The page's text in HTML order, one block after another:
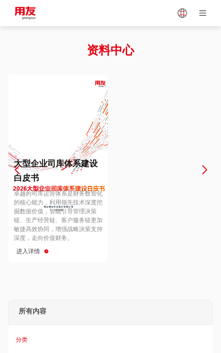
Vietnam
Europe
Hungary
Hong Kong
资料中心
大型企业司库体系建设
白皮书
卓越的司库运营体系是财务数智化
的核心能力，利用领先技术深度挖
掘数据价值，智能引导管理决策
链、生产经营链、客户服务链更加
敏捷高效协同，增强战略決策支持
深度，走向价值财务。
进入详情
所有内容
分类